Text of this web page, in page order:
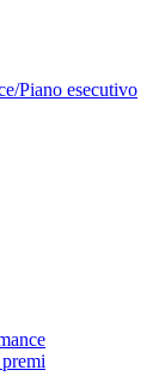
Piano esecutivo